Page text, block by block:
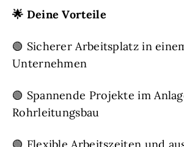
🌟 Deine Vorteile
🟢 Sicherer Arbeitsplatz in
Unternehmen
🟢 Spannende Projekte im
Rohrleitungsbau
🟢 Flexible Arbeitszeiten und